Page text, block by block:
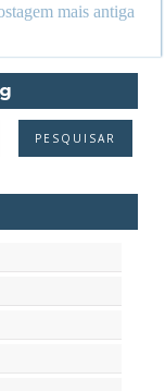
mais antiga